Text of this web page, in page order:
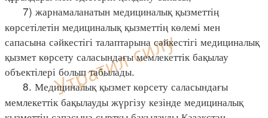
7) жарнамаланатын медициналық қызметтің
көрсетілетін медициналық қызметтің көлемі мен
сапасына сәйкестігі талаптарына сәйкестігі медициналық
қызмет көрсету саласындағы мемлекеттік бақылау
объектілері болып табылады.
8. Медициналық қызмет көрсету саласындағы
мемлекеттік бақылауды жүргізу кезінде медициналық